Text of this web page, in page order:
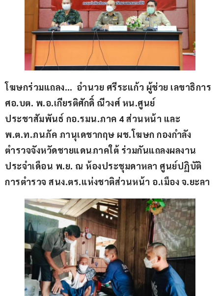
โฆษกร่วมแถลง…  อำนวย ศรีระแก้ว ผู้ช่วย เลขาธิการ
ศอ.บต. พ.อ.เกียรติศักดิ์ ณีวงศ์ หน.ศูนย์
ประชาสัมพันธ์ กอ.รมน.ภาค 4 ส่วนหน้า และ
พ.ต.ท.ภนภัค ภานุเดชากฤษ ผช.โฆษก กองกำลัง
ตำรวจจังหวัดชายแดนภาคใต้ ร่วมกันแถลงผลงาน
ประจำเดือน พ.ย. ณ ห้องประชุมดาหลา ศูนย์ปฏิบัติ
การตำรวจ สนง.ตร.แห่งชาติส่วนหน้า อ.เมือง จ.ยะลา